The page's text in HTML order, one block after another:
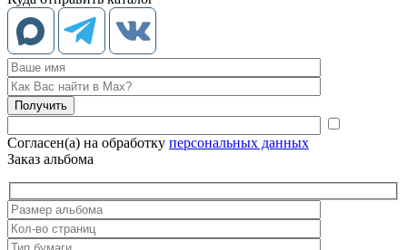
Согласен(а) на обработку персональных данных
Заказ альбома